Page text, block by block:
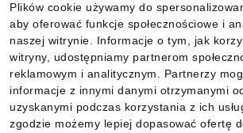
Plików cookie używamy do
aby oferować funkcje społecznościowe i
naszej witrynie. Informacje o tym, jak
witryny, udostępniamy partnerom
reklamowym i analitycznym. Partnerzy
informacje z innymi danymi otrzymanymi
uzyskanymi podczas korzystania z ich
zgodzie możemy lepiej dopasować ofertę
Informacje
Pobierz naszą aplikację